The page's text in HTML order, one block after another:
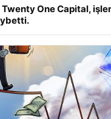
One Capital,